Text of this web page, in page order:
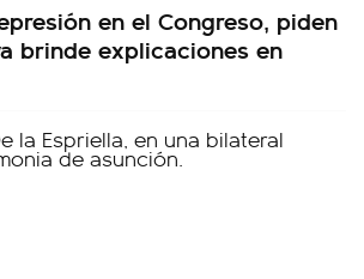
en el Congreso, piden
brinde explicaciones en